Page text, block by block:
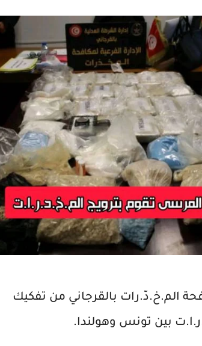
الم.خ.دّ.رات بالقرجاني من تفكيك
بين تونس وهولندا.